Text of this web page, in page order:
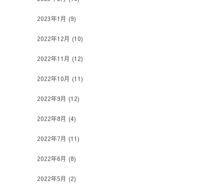
2023年1月 (9)
2022年12月 (10)
2022年11月 (12)
2022年10月 (11)
2022年9月 (12)
2022年8月 (4)
2022年7月 (11)
2022年6月 (8)
2022年5月 (2)